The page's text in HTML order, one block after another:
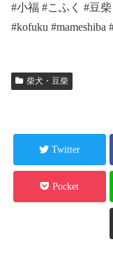
#小福 #こふく #豆
#kofuku #mameshiba
柴犬・豆柴
Twitter
Pocket